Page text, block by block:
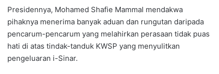
Presidennya, Mohamed Shafie Mammal mendakwa
pihaknya menerima banyak aduan dan rungutan daripada
pencarum-pencarum yang melahirkan perasaan tidak puas
hati di atas tindak-tanduk KWSP yang menyulitkan
pengeluaran i-Sinar.